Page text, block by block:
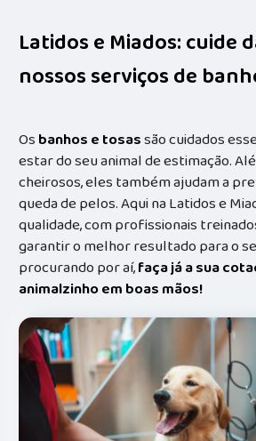
Latidos e Miados: cuide
nossos serviços de
Osbanhos e tosassão cuidados
estar do seu animal de estimação.
cheirosos, eles também ajudam a
queda de pelos. Aqui na Latidos e
qualidade, com profissionais
garantir o melhor resultado para o
procurando por aí,faça já a sua
animalzinho em boas mãos!